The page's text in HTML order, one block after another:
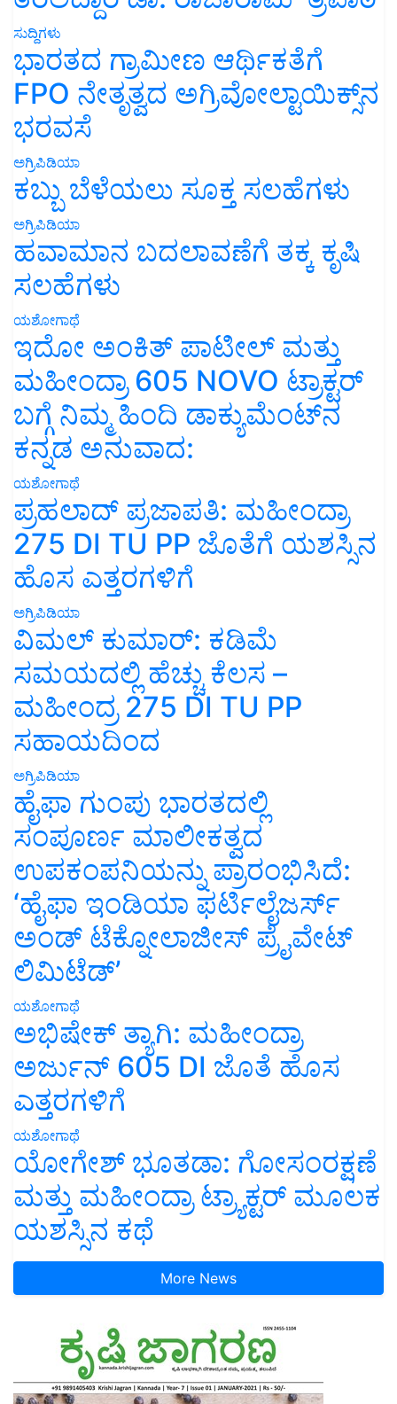
ಸುದ್ದಿಗಳು
ಭಾರತದ ಗ್ರಾಮೀಣ ಆರ್ಥಿಕತೆಗೆ
FPO ನೇತೃತ್ವದ ಅಗ್ರಿವೋಲ್ಟಾಯಿಕ್ಸ್‌ನ
ಭರವಸೆ
ಅಗ್ರಿಪಿಡಿಯಾ
ಕಬ್ಬು ಬೆಳೆಯಲು ಸೂಕ್ತ ಸಲಹೆಗಳು
ಅಗ್ರಿಪಿಡಿಯಾ
ಹವಾಮಾನ ಬದಲಾವಣೆಗೆ ತಕ್ಕ ಕೃಷಿ
ಸಲಹೆಗಳು
ಯಶೋಗಾಥೆ
ಇದೋ ಅಂಕಿತ್ ಪಾಟೀಲ್ ಮತ್ತು
ಮಹೀಂದ್ರಾ 605 NOVO ಟ್ರಾಕ್ಟರ್
ಬಗ್ಗೆ ನಿಮ್ಮ ಹಿಂದಿ ಡಾಕ್ಯುಮೆಂಟ್‌ನ
ಕನ್ನಡ ಅನುವಾದ:
ಯಶೋಗಾಥೆ
ಪ್ರಹಲಾದ್ ಪ್ರಜಾಪತಿ: ಮಹೀಂದ್ರಾ
275 DI TU PP ಜೊತೆಗೆ ಯಶಸ್ಸಿನ
ಹೊಸ ಎತ್ತರಗಳಿಗೆ
ಅಗ್ರಿಪಿಡಿಯಾ
ವಿಮಲ್ ಕುಮಾರ್: ಕಡಿಮೆ
ಸಮಯದಲ್ಲಿ ಹೆಚ್ಚು ಕೆಲಸ –
ಮಹೀಂದ್ರ 275 DI TU PP
ಸಹಾಯದಿಂದ
ಅಗ್ರಿಪಿಡಿಯಾ
ಹೈಫಾ ಗುಂಪು ಭಾರತದಲ್ಲಿ
ಸಂಪೂರ್ಣ ಮಾಲೀಕತ್ವದ
ಉಪಕಂಪನಿಯನ್ನು ಪ್ರಾರಂಭಿಸಿದೆ:
‘ಹೈಫಾ ಇಂಡಿಯಾ ಫರ್ಟಿಲೈಜರ್ಸ್
ಅಂಡ್ ಟೆಕ್ನೋಲಾಜೀಸ್ ಪ್ರೈವೇಟ್
ಲಿಮಿಟೆಡ್’
ಯಶೋಗಾಥೆ
ಅಭಿಷೇಕ್ ತ್ಯಾಗಿ: ಮಹೀಂದ್ರಾ
ಅರ್ಜುನ್ 605 DI ಜೊತೆ ಹೊಸ
ಎತ್ತರಗಳಿಗೆ
ಯಶೋಗಾಥೆ
ಯೋಗೇಶ್ ಭೂತಡಾ: ಗೋಸಂರಕ್ಷಣೆ
ಮತ್ತು ಮಹೀಂದ್ರಾ ಟ್ರ್ಯಾಕ್ಟರ್ ಮೂಲಕ
ಯಶಸ್ಸಿನ ಕಥೆ
More News